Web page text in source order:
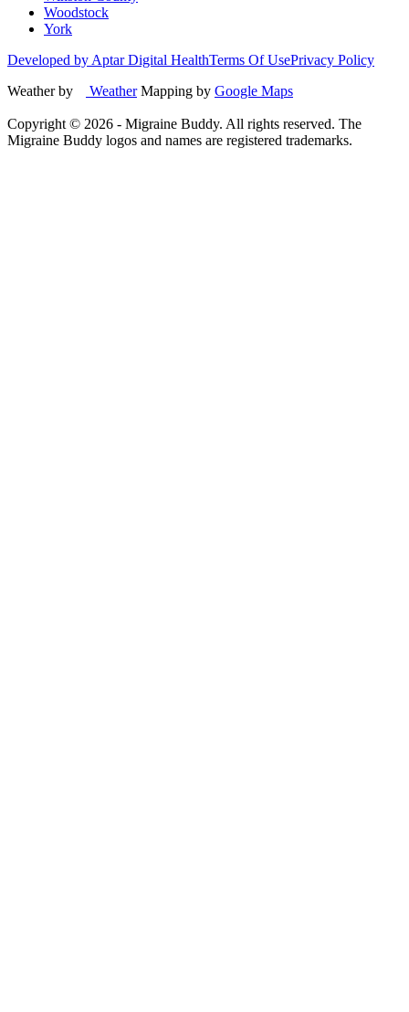
Woodstock
York
Developed by Aptar Digital HealthTerms Of UsePrivacy Policy
Weather by
WeatherMapping by Google Maps
Copyright © 2026 - Migraine Buddy. All rights reserved. The
Migraine Buddy logos and names are registered trademarks.